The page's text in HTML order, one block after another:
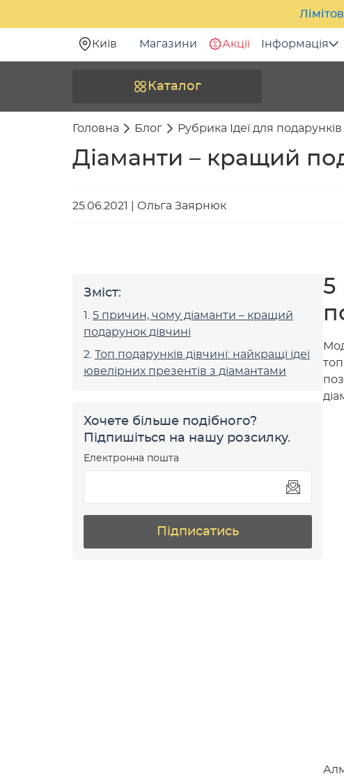
Київ Магазини Акції Інформація
Каталог
Головна Блог Рубрика Ідеї для подарунків
Діаманти – кращий
25.06.2021 Ольга Заярнюк
Зміст:
5 причин, чому діаманти – кращий
подарунок дівчині
Топ подарунків дівчині: найкращі ідеї
ювелірних презентів з діамантами
Хочете більше подібного?
Підпишіться на нашу розсилку.
Електронна пошта
Підписатись
5